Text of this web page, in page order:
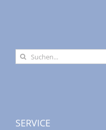
Suche
nach:
SERVICE